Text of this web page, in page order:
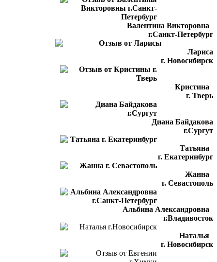
Валентина Викторовна
г.Санкт-Петербург
Лариса
г. Новосибирск
Кристина
г. Тверь
Диана Байдакова
г.Сургут
Татьяна
г. Екатеринбург
Жанна
г. Севастополь
Альбина Александровна
г.Владивосток
Наталья
г. Новосибирск